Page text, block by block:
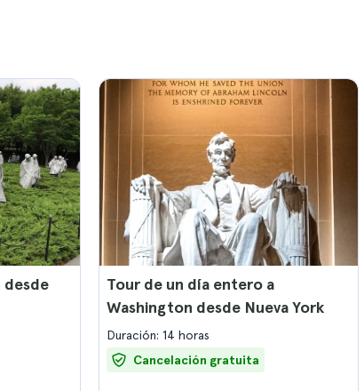
desde
Tour de un día entero a
Washington desde Nueva York
Duración: 14 horas
Cancelación gratuita